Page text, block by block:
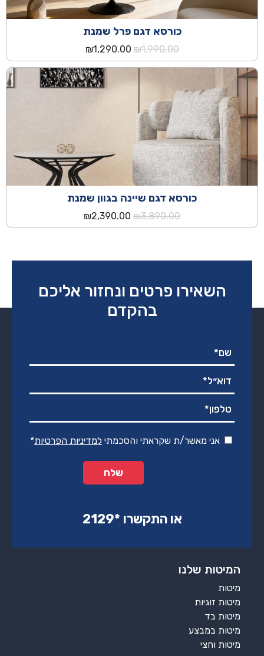
כורסא דגם פרל שמנת
₪1,990.00
המחיר
המקורי
היה:
₪1,990.00.
₪1,290.00
הנוכחי
הוא:
₪1,290.00.
כורסא דגם שיינה בגוון שמנת
₪3,890.00
המחיר
המקורי
₪2,390.00
הנוכחי
השאירו פרטים ונחזור אליכם
בהקדם
אני מאשר/ת שקראתי והסכמתי למדיניות הפרטיות*
או התקשרו ‏*2129‏
המיטות שלנו
מיטות
מיטות זוגיות
מיטות בד
מיטות במבצע
מיטות וחצי